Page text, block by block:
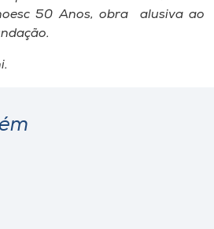
50 Anos, obra alusiva ao